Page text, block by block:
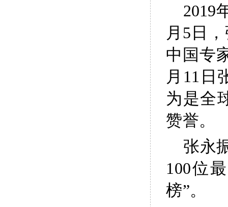
2019
月5日
中国专
月11日
为是全
赞誉。
张永
100位
榜”。